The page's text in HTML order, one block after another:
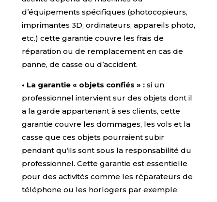
d’équipements spécifiques (photocopieurs,
imprimantes 3D, ordinateurs, appareils photo,
etc.) cette garantie couvre les frais de
réparation ou de remplacement en cas de
panne, de casse ou d’accident.
• La garantie « objets confiés » :si un
professionnel intervient sur des objets dont il
a la garde appartenant à ses clients, cette
garantie couvre les dommages, les vols et la
casse que ces objets pourraient subir
pendant qu’ils sont sous la responsabilité du
professionnel. Cette garantie est essentielle
pour des activités comme les réparateurs de
téléphone ou les horlogers par exemple.